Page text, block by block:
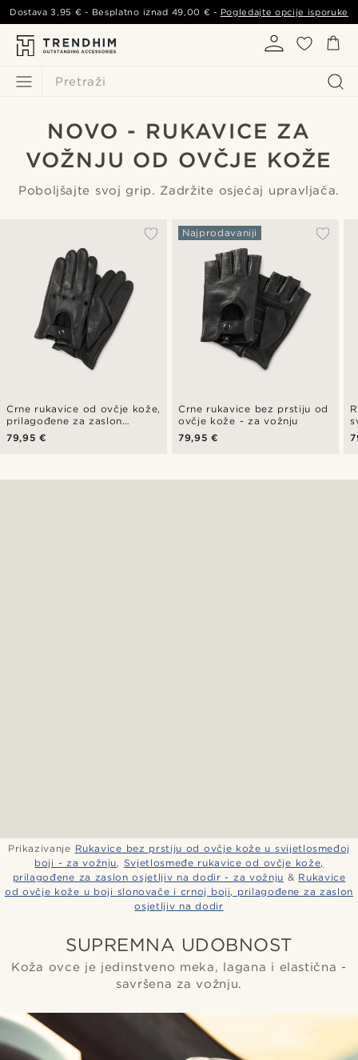
Pretraži
Dostava3,95 € - Besplatno iznad 49,00 € - Pogledajte opcije isporuke
NOVO - RUKAVICE ZA
VOŽNJU OD OVČJE KOŽE
Poboljšajte svoj grip. Zadržite osjećaj upravljača.
Crne rukavice od ovčje kože,
prilagođene za zaslon
osjetljiv na dodir - za vožnju
79,95 €
Crne rukavice bez prstiju od
ovčje kože - za vožnju
Najprodavaniji
79,95 €
Prikazivanje Rukavice bez prstiju od ovčje kože u svijetlosmeđoj
boji - za vožnju, Svjetlosmeđe rukavice od ovčje kože,
prilagođene za zaslon osjetljiv na dodir - za vožnju & Rukavice
od ovčje kože u boji slonovače i crnoj boji, prilagođene za zaslon
osjetljiv na dodir
SUPREMNA UDOBNOST
Koža ovce je jedinstveno meka, lagana i elastična -
savršena za vožnju.